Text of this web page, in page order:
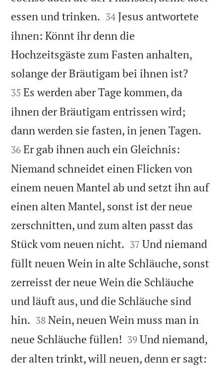
essen und trinken. 

34 Jesus antwortete
ihnen: Könnt ihr denn die
Hochzeitsgäste zum Fasten anhalten,
solange der Bräutigam bei ihnen ist?
35 Es werden aber Tage kommen, da
ihnen der Bräutigam entrissen wird;
dann werden sie fasten, in jenen Tagen.
36 Er gab ihnen auch ein Gleichnis:
Niemand schneidet einen Flicken von
einem neuen Mantel ab und setzt ihn auf
einen alten Mantel, sonst ist der neue
zerschnitten, und zum alten passt das
Stück vom neuen nicht. 

37 Und niemand
füllt neuen Wein in alte Schläuche, sonst
zerreisst der neue Wein die Schläuche
und läuft aus, und die Schläuche sind
hin. 

38 Nein, neuen Wein muss man in
neue Schläuche füllen! 

39 Und niemand,
der alten trinkt, will neuen, denn er sagt: